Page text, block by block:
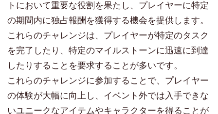
トにおいて重要な役割を果たし、プレイヤーに特定
の期間内に独占報酬を獲得する機会を提供します。
これらのチャレンジは、プレイヤーが特定のタスク
を完了したり、特定のマイルストーンに迅速に到達
したりすることを要求することが多いです。
これらのチャレンジに参加することで、プレイヤー
の体験が大幅に向上し、イベント外では入手できな
いユニークなアイテムやキャラクターを得ることが